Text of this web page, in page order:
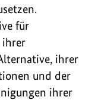
für
ihrer
ihrer
und der
ihrer